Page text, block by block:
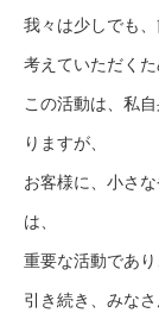
我々は少しでも
考えていただく
この活動は、私
りますが、
お客様に、小さ
は、
重要な活動であ
引き続き、みな